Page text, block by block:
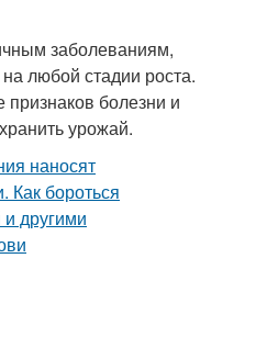
заболеваниям,
любой стадии роста.
болезни и
урожай.